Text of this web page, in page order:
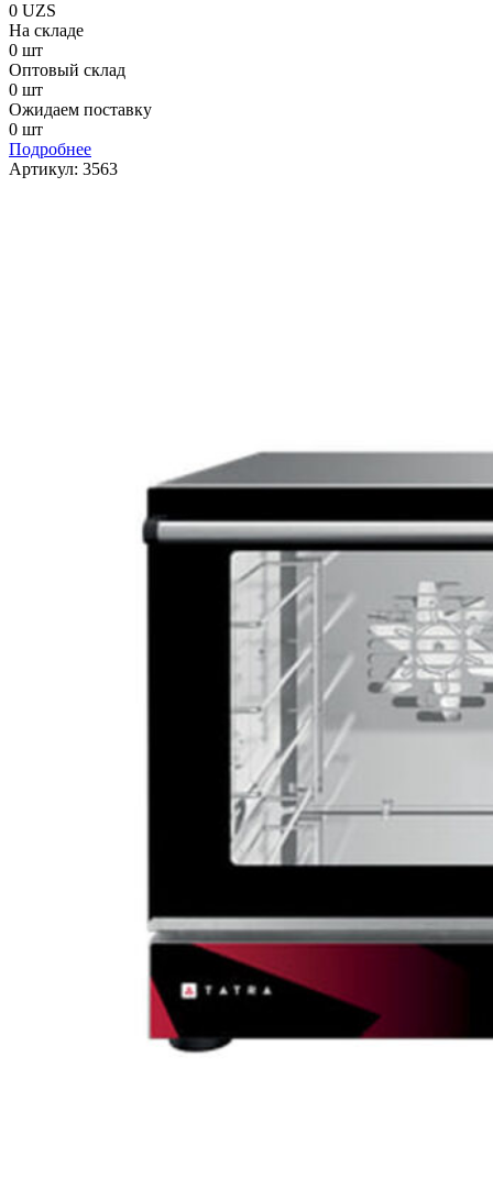
0 UZS
На складе
0 шт
Оптовый склад
0 шт
Ожидаем поставку
0 шт
Подробнее
Артикул: 3563